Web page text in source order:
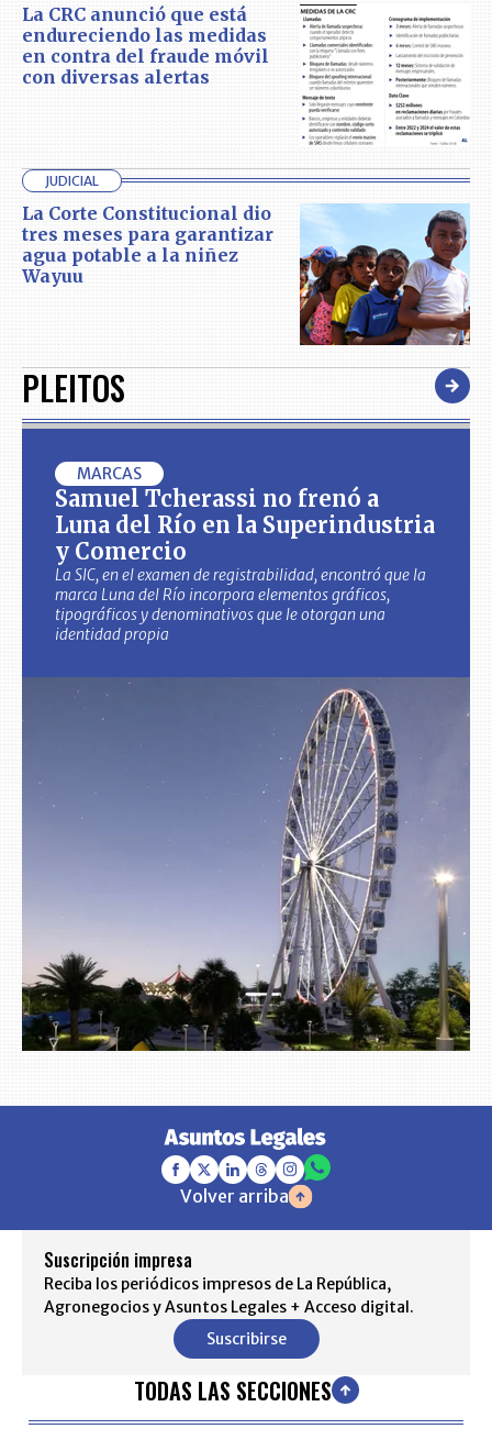
La CRC anunció que está
endureciendo las medidas
en contra del fraude móvil
con diversas alertas
JUDICIAL
La Corte Constitucional dio
tres meses para garantizar
agua potable a la niñez
Wayuu
PLEITOS
MARCAS
Samuel Tcherassi no frenó a
Luna del Río en la Superindustria
y Comercio
La SIC, en el examen de registrabilidad, encontró que la
marca Luna del Río incorpora elementos gráficos,
tipográficos y denominativos que le otorgan una
identidad propia
Volver arriba
Suscripción impresa
Reciba los periódicos impresos de La República,
Agronegocios y Asuntos Legales + Acceso digital.
Suscribirse
TODAS LAS SECCIONES